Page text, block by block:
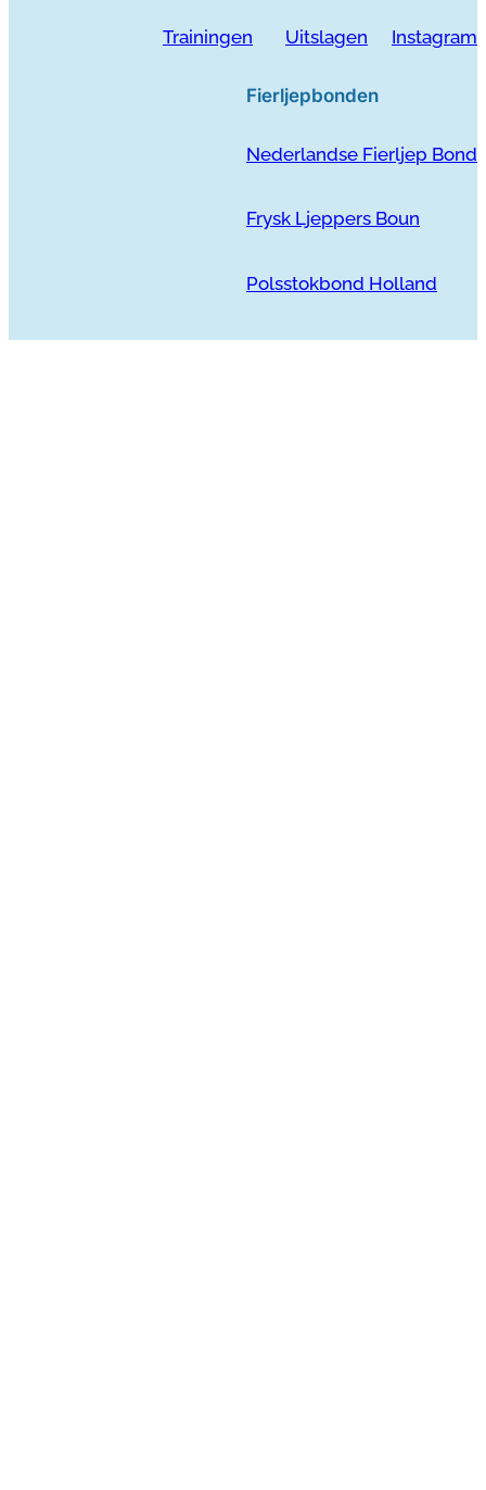
Trainingen Uitslagen Instagram
Fierljepbonden
Nederlandse Fierljep Bond
Frysk Ljeppers Boun
Polsstokbond Holland